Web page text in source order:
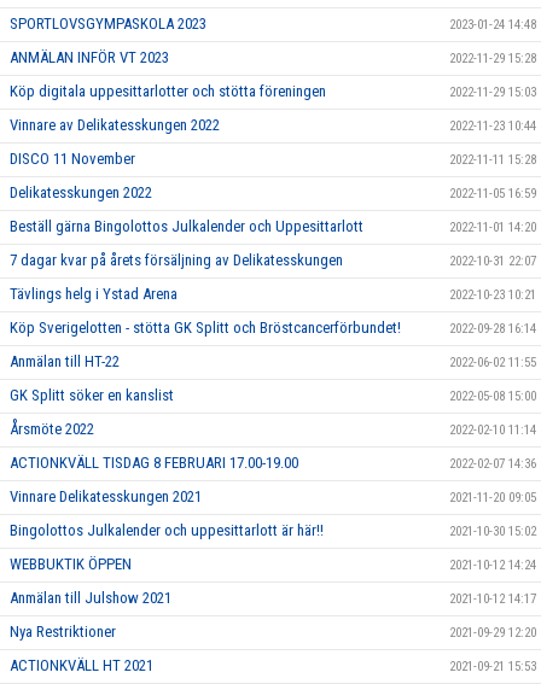
SPORTLOVSGYMPASKOLA 2023 2023-01-24 14:48
ANMÄLAN INFÖR VT 2023 2022-11-29 15:28
Köp digitala uppesittarlotter och stötta föreningen 2022-11-29 15:03
Vinnare av Delikatesskungen 2022 2022-11-23 10:44
DISCO 11 November 2022-11-11 15:28
Delikatesskungen 2022 2022-11-05 16:59
Beställ gärna Bingolottos Julkalender och Uppesittarlott 2022-11-01 14:20
7 dagar kvar på årets försäljning av Delikatesskungen 2022-10-31 22:07
Tävlings helg i Ystad Arena 2022-10-23 10:21
Köp Sverigelotten - stötta GK Splitt och Bröstcancerförbundet! 2022-09-28 16:14
Anmälan till HT-22 2022-06-02 11:55
GK Splitt söker en kanslist 2022-05-08 15:00
Årsmöte 2022 2022-02-10 11:14
ACTIONKVÄLL TISDAG 8 FEBRUARI 17.00-19.00 2022-02-07 14:36
Vinnare Delikatesskungen 2021 2021-11-20 09:05
Bingolottos Julkalender och uppesittarlott är här!! 2021-10-30 15:02
WEBBUKTIK ÖPPEN 2021-10-12 14:24
Anmälan till Julshow 2021 2021-10-12 14:17
Nya Restriktioner 2021-09-29 12:20
ACTIONKVÄLL HT 2021 2021-09-21 15:53